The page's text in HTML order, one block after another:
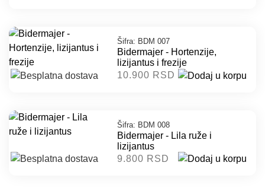
Šifra: BDM 007
Bidermajer - Hortenzije,
lizijantus i frezije
10.900 RSD
Šifra: BDM 008
Bidermajer - Lila ruže i
lizijantus
9.800 RSD